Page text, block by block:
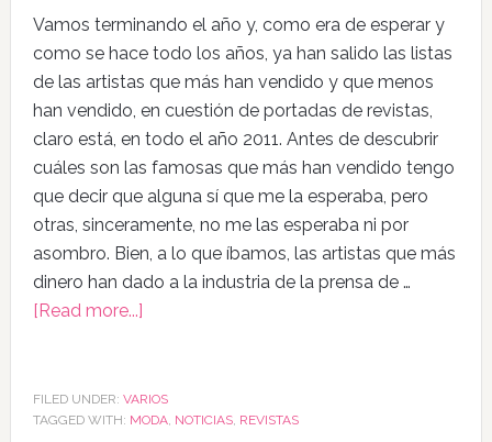
Vamos terminando el año y, como era de esperar y
como se hace todo los años, ya han salido las listas
de las artistas que más han vendido y que menos
han vendido, en cuestión de portadas de revistas,
claro está, en todo el año 2011. Antes de descubrir
cuáles son las famosas que más han vendido tengo
que decir que alguna sí que me la esperaba, pero
otras, sinceramente, no me las esperaba ni por
asombro. Bien, a lo que íbamos, las artistas que más
dinero han dado a la industria de la prensa de …
[Read more...]
FILED UNDER: VARIOS
TAGGED WITH: MODA, NOTICIAS, REVISTAS